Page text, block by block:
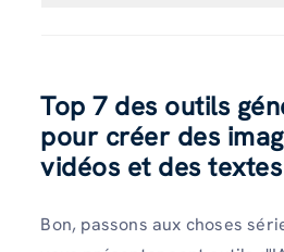
Top 7 des outils
pour créer des
vidéos et des textes
Bon, passons aux choses